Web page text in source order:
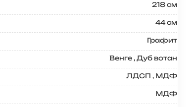
218 см
44 см
Графит
Венге,Дуб вотан
ЛДСП , МДФ
МДФ